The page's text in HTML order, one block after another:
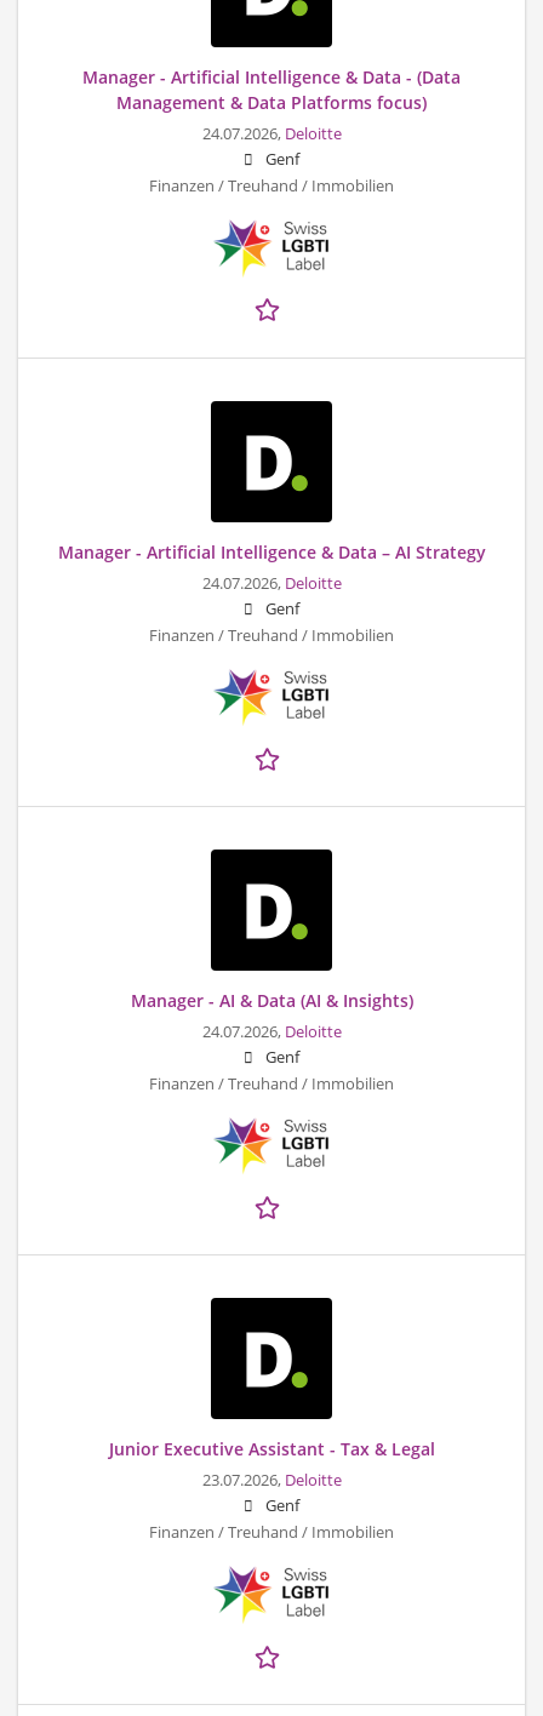
Manager - Artificial Intelligence & Data - (Data
Management & Data Platforms focus)
24.07.2026, Deloitte
Genf
Finanzen / Treuhand / Immobilien
Manager - Artificial Intelligence & Data – AI Strategy
24.07.2026, Deloitte
Genf
Finanzen / Treuhand / Immobilien
Manager - AI & Data (AI & Insights)
24.07.2026, Deloitte
Genf
Finanzen / Treuhand / Immobilien
Junior Executive Assistant - Tax & Legal
23.07.2026, Deloitte
Genf
Finanzen / Treuhand / Immobilien